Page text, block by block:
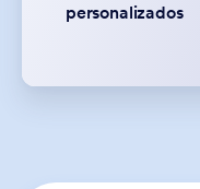
personalizados